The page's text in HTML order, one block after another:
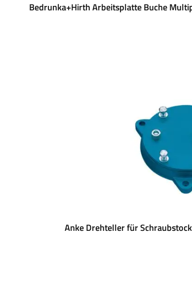
Bedrunka+Hirth Arbeitsplatte Buche
Anke Drehteller für